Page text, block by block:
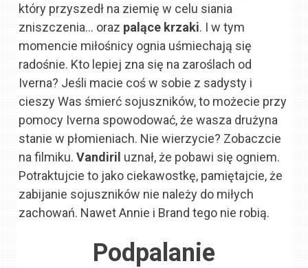
który przyszedł na ziemię w celu siania
zniszczenia… oraz palące krzaki. I w tym
momencie miłośnicy ognia uśmiechają się
radośnie. Kto lepiej zna się na zaroślach od
Iverna? Jeśli macie coś w sobie z sadysty i
cieszy Was śmierć sojuszników, to możecie przy
pomocy Iverna spowodować, że wasza drużyna
stanie w płomieniach. Nie wierzycie? Zobaczcie
na filmiku.Vandiril uznał, że pobawi się ogniem.
Potraktujcie to jako ciekawostkę, pamiętajcie, że
zabijanie sojuszników nie należy do miłych
zachowań. Nawet Annie i Brand tego nie robią.
Podpalanie